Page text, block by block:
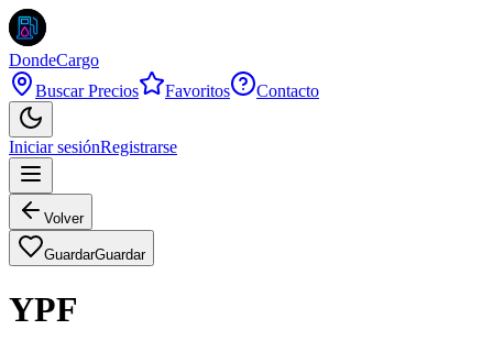
DondeCargo
Buscar Precios
Favoritos Contacto
Iniciar sesiónRegistrarse
Volver
GuardarGuardar
YPF